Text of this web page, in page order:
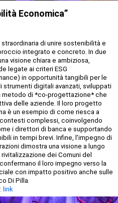
Economica”
di unire sostenibilità e
integrato e concreto. In due
visione chiara e ambiziosa,
legate ai criteri ESG
in opportunità tangibili per le
strumenti digitali avanzati, sviluppati
metodo di *co-progettazione* che
delle aziende. Il loro progetto
è un esempio di come riesca a
complessi, coinvolgendo
i direttori di banca e supportando
in tempi brevi. Infine, l'impegno di
dimostra una visione a lungo
dei Comuni del
il loro impegno verso la
con impatto positivo anche sulle
Di Pilla.
link